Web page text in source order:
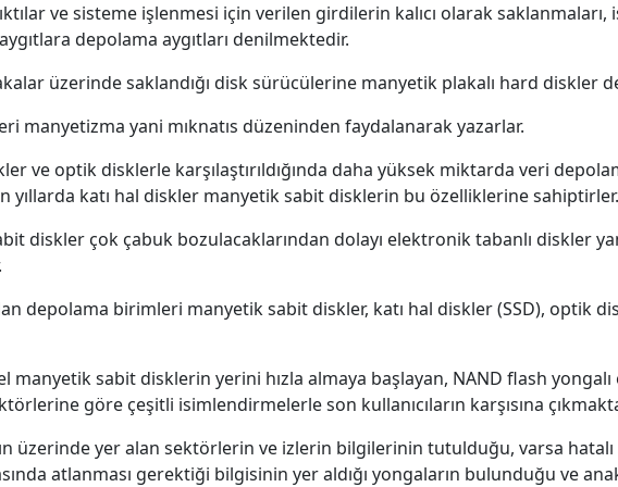
ve sisteme işlenmesi için verilen girdilerin kalıcı olarak
depolama aygıtları denilmektedir.
üzerinde saklandığı disk sürücülerine manyetik plakalı hard diskler
manyetizma yani mıknatıs düzeninden faydalanarak yazarlar.
ve optik disklerle karşılaştırıldığında daha yüksek miktarda veri
yıllarda katı hal diskler manyetik sabit disklerin bu özelliklerine sahiptirler.
diskler çok çabuk bozulacaklarından dolayı elektronik tabanlı diskler
depolama birimleri manyetik sabit diskler, katı hal diskler (SSD), optik
manyetik sabit disklerin yerini hızla almaya başlayan, NAND flash
göre çeşitli isimlendirmelerle son kullanıcıların karşısına
üzerinde yer alan sektörlerin ve izlerin bilgilerinin tutulduğu, varsa
atlanması gerektiği bilgisinin yer aldığı yongaların bulunduğu ve